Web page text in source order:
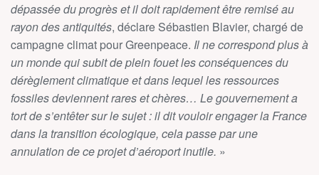
dépassée du progrès et il doit rapidement être remisé au
rayon des antiquités, déclare Sébastien Blavier, chargé de
campagne climat pour Greenpeace. Il ne correspond plus à
un monde qui subit de plein fouet les conséquences du
dérèglement climatique et dans lequel les ressources
fossiles deviennent rares et chères… Le gouvernement a
tort de s’entêter sur le sujet : il dit vouloir engager la France
dans la transition écologique, cela passe par une
annulation de ce projet d’aéroport inutile. »